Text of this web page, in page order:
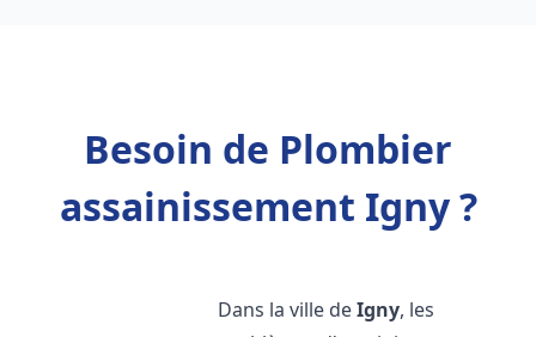
Besoin de Plombier
assainissement Igny ?
Dans la ville deIgny, les